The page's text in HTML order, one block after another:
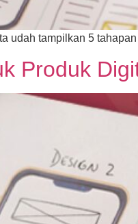
udah tampilkan 5
Produk